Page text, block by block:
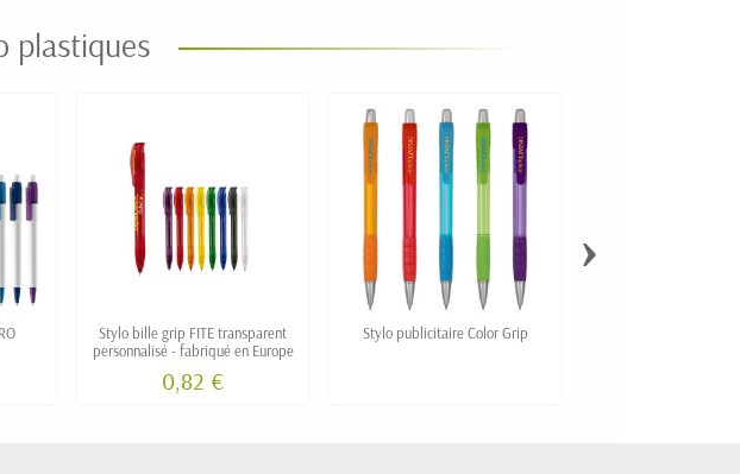
plastiques
Stylo bille grip FITE transparent
personnalisé - fabriqué en Europe
0,82 €
Stylo publicitaire Color Grip
›